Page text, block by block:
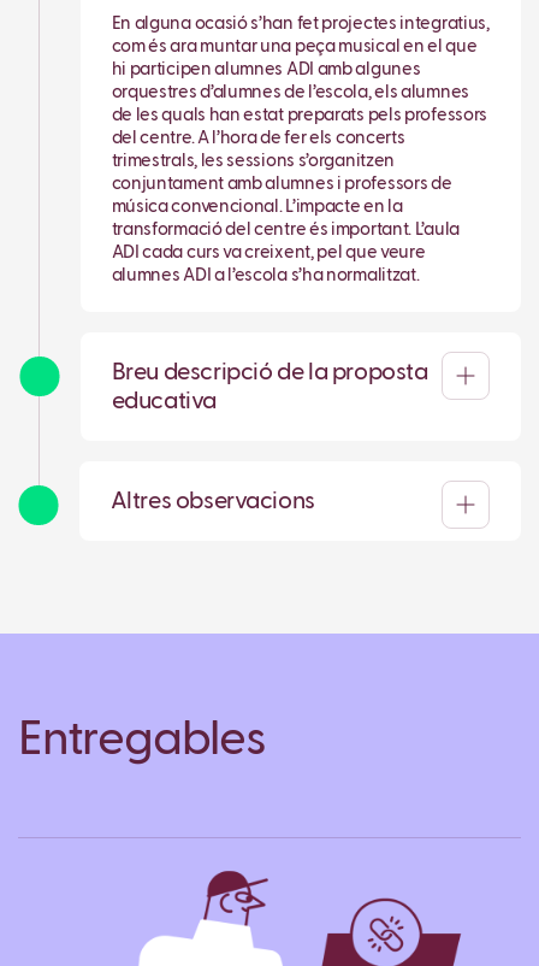
En alguna ocasió s’han fet projectes integratius,
com és ara muntar una peça musical en el que
hi participen alumnes ADI amb algunes
orquestres d’alumnes de l’escola, els alumnes
de les quals han estat preparats pels professors
del centre. A l’hora de fer els concerts
trimestrals, les sessions s’organitzen
conjuntament amb alumnes i professors de
música convencional. L’impacte en la
transformació del centre és important. L’aula
ADI cada curs va creixent, pel que veure
alumnes ADI a l’escola s’ha normalitzat.
Breu descripció de la proposta
educativa
Altres observacions
Entregables